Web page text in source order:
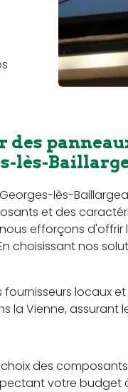
lès-
lès-
et des
efforçons d'offrir
choisissant nos
locaux
la Vienne, assurant
des
votre budget